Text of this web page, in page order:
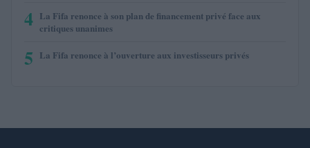
4 La Fifa renonce à son plan de financement privé face aux
critiques unanimes
5 La Fifa renonce à l’ouverture aux investisseurs privés